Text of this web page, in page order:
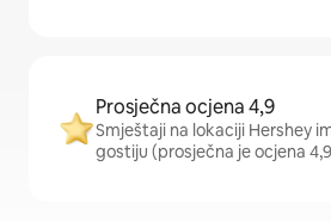
Prosječna ocjena 4,9
Smještaji na lokaciji Hershey
gostiju (prosječna je ocjena